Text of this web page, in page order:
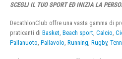
SCEGLI IL TUO SPORT ED INIZIA LA
DecathlonClub offre una vasta gamma di
praticanti di Basket, Beach sport, Calcio,
Pallanuoto, Pallavolo, Running, Rugby,